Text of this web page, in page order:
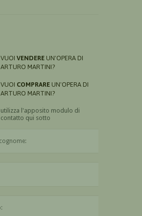
VUOI VENDERE UN'OPERA DI
ARTURO MARTINI?
VUOI COMPRARE UN'OPERA DI
ARTURO MARTINI?
utilizza l'apposito modulo di
contatto qui sotto